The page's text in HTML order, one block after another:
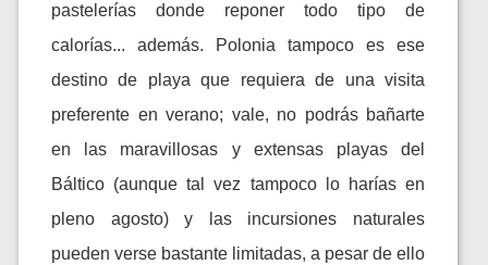
pastelerías donde reponer todo tipo de
calorías... además. Polonia tampoco es ese
destino de playa que requiera de una visita
preferente en verano; vale, no podrás bañarte
en las maravillosas y extensas playas del
Báltico (aunque tal vez tampoco lo harías en
pleno agosto) y las incursiones naturales
pueden verse bastante limitadas, a pesar de ello